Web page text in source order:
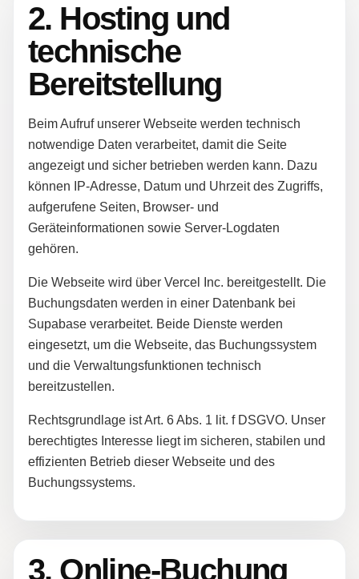
2. Hosting und
technische
Bereitstellung
Beim Aufruf unserer Webseite werden technisch
notwendige Daten verarbeitet, damit die Seite
angezeigt und sicher betrieben werden kann. Dazu
können IP-Adresse, Datum und Uhrzeit des Zugriffs,
aufgerufene Seiten, Browser- und
Geräteinformationen sowie Server-Logdaten
gehören.
Die Webseite wird über Vercel Inc. bereitgestellt. Die
Buchungsdaten werden in einer Datenbank bei
Supabase verarbeitet. Beide Dienste werden
eingesetzt, um die Webseite, das Buchungssystem
und die Verwaltungsfunktionen technisch
bereitzustellen.
Rechtsgrundlage ist Art. 6 Abs. 1 lit. f DSGVO. Unser
berechtigtes Interesse liegt im sicheren, stabilen und
effizienten Betrieb dieser Webseite und des
Buchungssystems.
3. Online-Buchung